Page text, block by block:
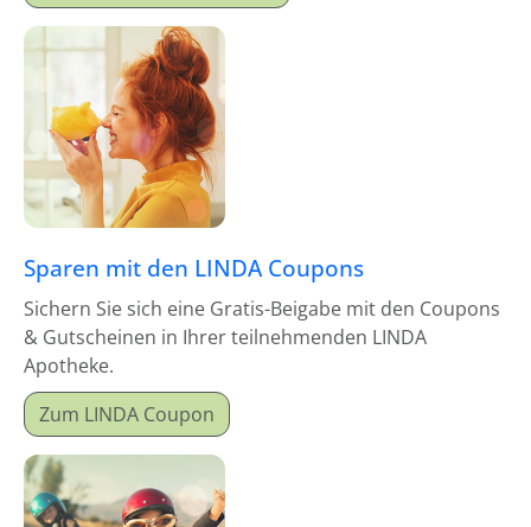
Sparen mit den LINDA Coupons
Sichern Sie sich eine Gratis-Beigabe mit den Coupons
& Gutscheinen in Ihrer teilnehmenden LINDA
Apotheke.
Zum LINDA Coupon